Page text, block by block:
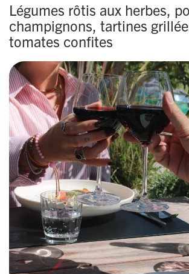
Légumes rôtis aux herbes,
champignons, tartines
tomates confites